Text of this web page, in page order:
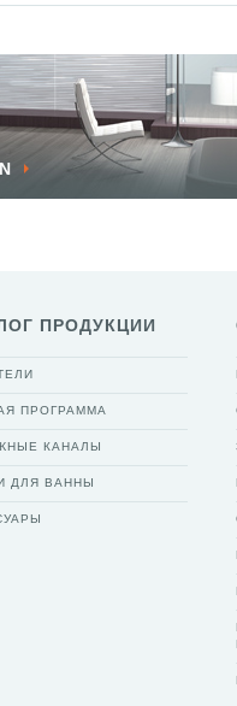
ПРОДУКЦИИ
ПРОГРАММА
КАНАЛЫ
ДЛЯ ВАННЫ